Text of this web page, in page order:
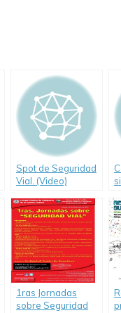
Spot de Seguridad
Vial. (Video)
1ras Jornadas
sobre Seguridad